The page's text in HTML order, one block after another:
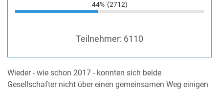
44% (2712)
Teilnehmer: 6110
Wieder - wie schon 2017 - konnten sich beide
Gesellschafter nicht über einen gemeinsamen Weg einigen